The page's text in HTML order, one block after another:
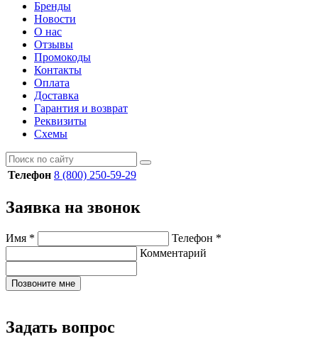
Бренды
Новости
О нас
Отзывы
Промокоды
Контакты
Оплата
Доставка
Гарантия и возврат
Реквизиты
Схемы
Телефон 8 (800) 250-59-29
Заявка на звонок
Имя * Телефон *
Комментарий
Позвоните мне
Задать вопрос